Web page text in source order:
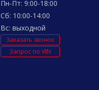
Пн-Пт: 9:00-18:00
Сб: 10:00-14:00
Вс: выходной
Заказать звонок
Запрос по VIN